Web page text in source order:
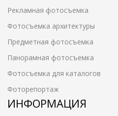
Рекламная фотосъемка
Фотосъемка архитектуры
Предметная фотосъемка
Панорамная фотосъемка
Фотосъемка для каталогов
Фоторепортаж
ИНФОРМАЦИЯ